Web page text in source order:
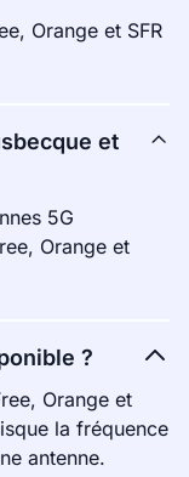
Orange et SFR
et
5G
Orange et
?
Orange et
la fréquence
antenne.